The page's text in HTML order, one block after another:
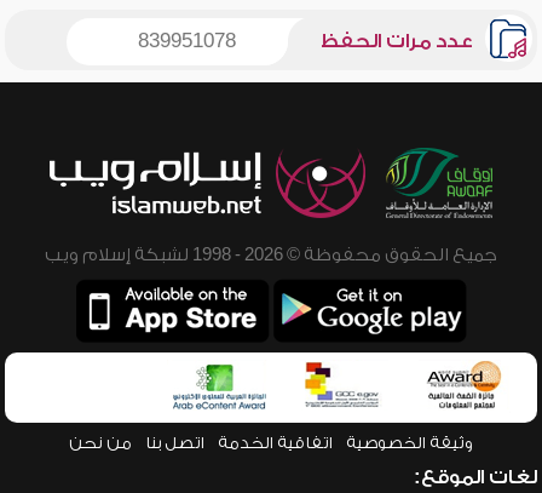
عدد مرات الحفظ 839951078
جميع الحقوق محفوظة © 2026 - 1998 لشبكة إسلام ويب
وثيقة الخصوصية اتفاقية الخدمة اتصل بنا من نحن
لغات الموقع: